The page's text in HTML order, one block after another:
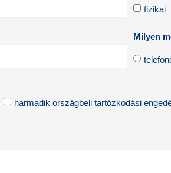
fizikai
Milyen
harmadik országbeli tartózkodási